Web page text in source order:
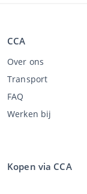
CCA
Over ons
Transport
FAQ
Werken bij
Kopen via CCA